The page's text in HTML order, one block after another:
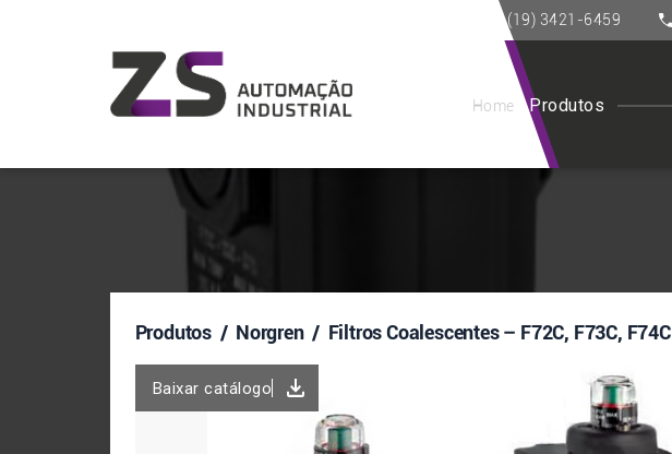
(19) 3421-6459
Home Produtos
Produtos/ Norgren / Filtros Coalescentes – F72C, F73C, F74C
Baixar catálogo